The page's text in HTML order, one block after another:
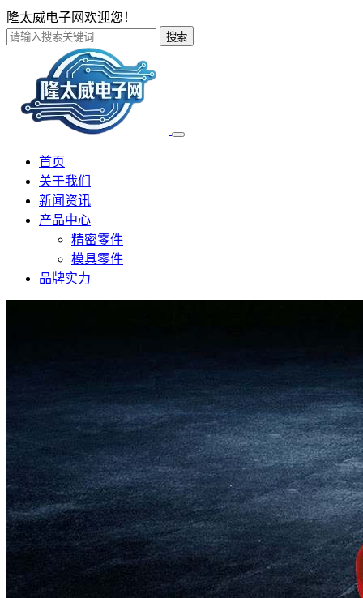
隆太威电子网欢迎您！
搜索
首页
关于我们
新闻资讯
产品中心
精密零件
模具零件
品牌实力